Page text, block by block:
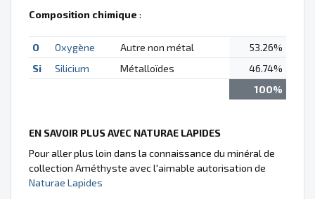
Composition chimique :
O Oxygène Autre non métal
53.26%
Si
Silicium Métalloïdes
46.74%
100%
EN SAVOIR PLUS AVEC NATURAE LAPIDES
Pour aller plus loin dans la connaissance du minéral de
collection Améthyste avec l'aimable autorisation de
Naturae Lapides